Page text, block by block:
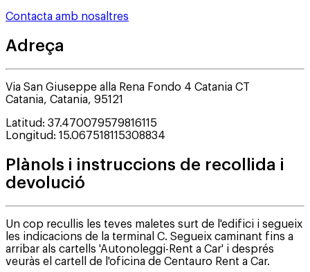
Contacta amb nosaltres
Adreça
Via San Giuseppe alla Rena Fondo 4 Catania CT
Catania, Catania, 95121
Latitud: 37.470079579816115
Longitud: 15.067518115308834
Plànols i instruccions de recollida i
devolució
Un cop recullis les teves maletes surt de l'edifici i segueix
les indicacions de la terminal C. Segueix caminant fins a
arribar als cartells 'Autonoleggi-Rent a Car' i després
veuràs el cartell de l'oficina de Centauro Rent a Car.